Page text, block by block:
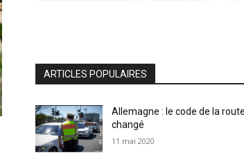
ARTICLES POPULAIRES
Allemagne : le code de la
changé
11 mai 2020